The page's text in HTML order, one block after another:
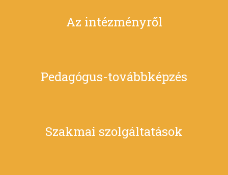
Az intézményről
Pedagógus-továbbképzés
Szakmai szolgáltatások